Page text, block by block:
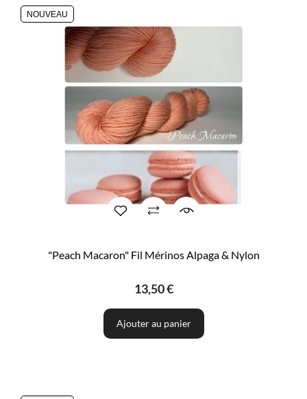
NOUVEAU
"Peach Macaron" Fil Mérinos Alpaga & Nylon
13,50 €
Ajouter au panier